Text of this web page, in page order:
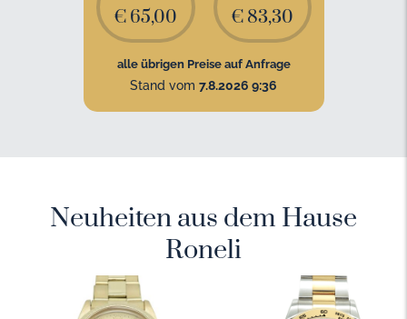
€ 65,00 € 83,30
alle übrigen Preise auf Anfrage
Stand vom 7.8.2026 9:36
Neuheiten aus dem Hause
Roneli